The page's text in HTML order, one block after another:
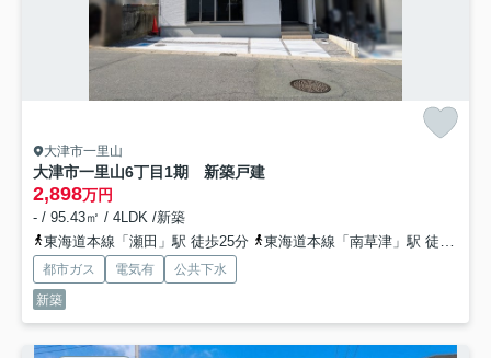
大津市一里山
大津市一里山6丁目1期 新築戸建
2,898万円
- / 95.43㎡ / 4LDK /新築
東海道本線「瀬田」駅 徒歩25分
東海道本線「南草津」駅 徒歩47分
都市ガス 電気有
公共下水
新築